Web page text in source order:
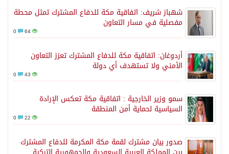
شهباز شريف: اتفاقية مكة للدفاع المشترك تمثل محطة
مفصلية في مسار التعاون
64
أردوغان: اتفاقية مكة للدفاع المشترك تعزز التعاون
الأمني ولا تستهدف أي دولة
43
سمو وزير الخارجية : اتفاقية مكة تعكس الإرادة
السياسية لحماية أمن المنطقة
22
صدور بيان مشترك لقمة مكة المكرمة للدفاع المشترك